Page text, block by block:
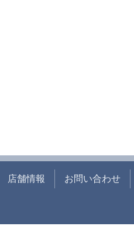
店舗情報 お問い合わせ